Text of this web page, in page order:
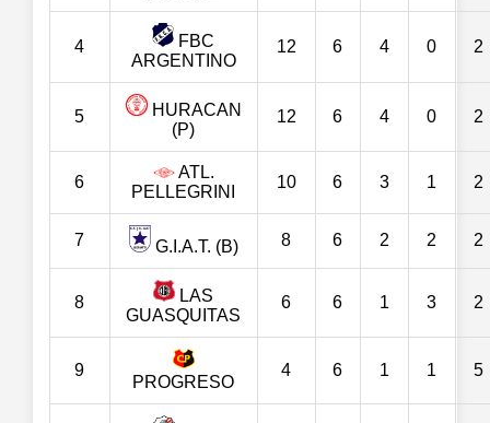
4
FBC
ARGENTINO
12 6 4 0 2
5
HURACAN
(P)
12 6 4 0 2
6
ATL.
PELLEGRINI
10 6 3 1 2
7 G.I.A.T. (B) 8 6 2 2 2
8
LAS
GUASQUITAS
6 6 1 3 2
9
PROGRESO
4 6 1 1 5